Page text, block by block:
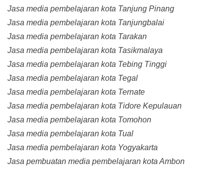
Jasa media pembelajaran kota Tanjung Pinang
Jasa media pembelajaran kota Tanjungbalai
Jasa media pembelajaran kota Tarakan
Jasa media pembelajaran kota Tasikmalaya
Jasa media pembelajaran kota Tebing Tinggi
Jasa media pembelajaran kota Tegal
Jasa media pembelajaran kota Ternate
Jasa media pembelajaran kota Tidore Kepulauan
Jasa media pembelajaran kota Tomohon
Jasa media pembelajaran kota Tual
Jasa media pembelajaran kota Yogyakarta
Jasa pembuatan media pembelajaran kota Ambon